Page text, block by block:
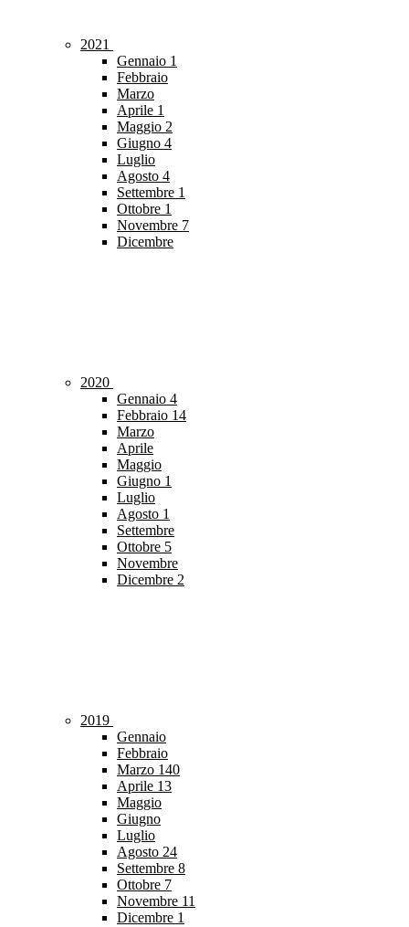
2021
Gennaio 1
Febbraio
Marzo
Aprile 1
Maggio 2
Giugno 4
Luglio
Agosto 4
Settembre 1
Ottobre 1
Novembre 7
Dicembre
2020
Gennaio 4
Febbraio 14
Marzo
Aprile
Maggio
Giugno 1
Luglio
Agosto 1
Settembre
Ottobre 5
Novembre
Dicembre 2
2019
Gennaio
Febbraio
Marzo 140
Aprile 13
Maggio
Giugno
Luglio
Agosto 24
Settembre 8
Ottobre 7
Novembre 11
Dicembre 1